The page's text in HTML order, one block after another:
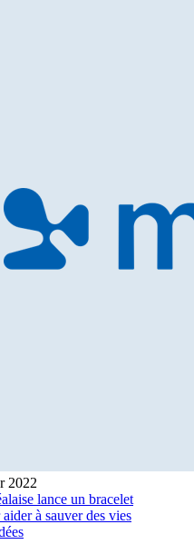
2022
lance un bracelet
à sauver des vies